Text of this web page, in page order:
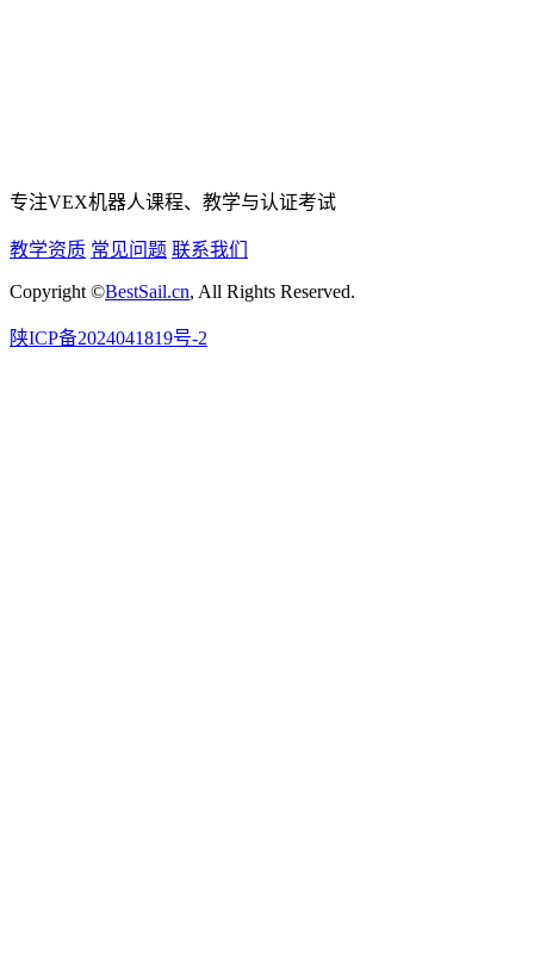
专注VEX机器人课程、教学与认证考试
教学资质 常见问题 联系我们
Copyright ©BestSail.cn, All Rights Reserved.
陕ICP备2024041819号-2